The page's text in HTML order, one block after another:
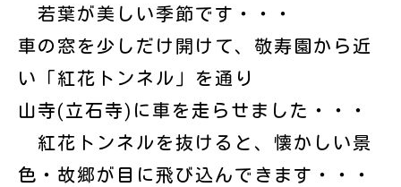
若葉が美しい季節です・・・
車の窓を少しだけ開けて、敬寿園から近
い「紅花トンネル」を通り
山寺(立石寺)に車を走らせました・・・
紅花トンネルを抜けると、懐かしい景
色・故郷が目に飛び込んできます・・・